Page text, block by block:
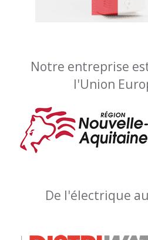
Notre entreprise
l'Union
De l'électrique